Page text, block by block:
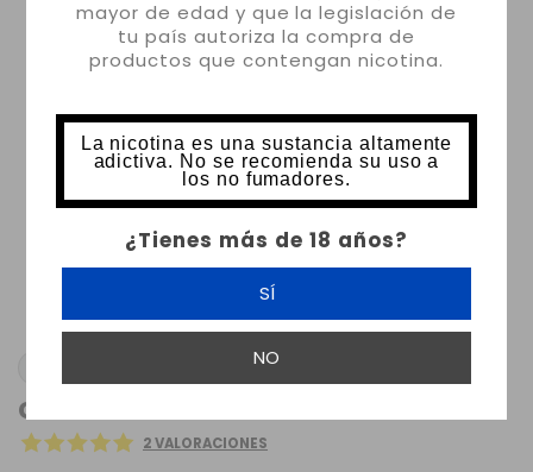
mayor de edad y que la legislación de
tu país autoriza la compra de
productos que contengan nicotina.
La nicotina es una sustancia altamente
adictiva. No se recomienda su uso a
los no fumadores.
¿Tienes más de 18 años?
SÍ
NO
2 VALORACIONES